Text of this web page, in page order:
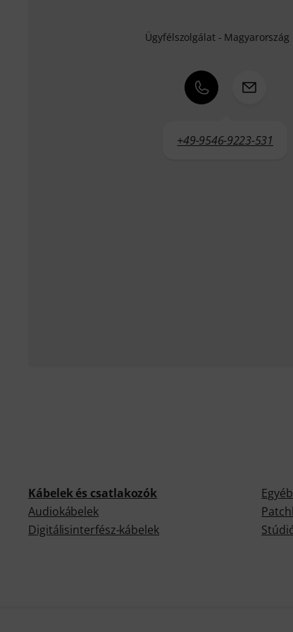
Ügyfélszolgálat - Magyarország
+49-9546-9223-531
Kábelek és csatlakozók
Audiokábelek
Digitálisinterfész-kábelek